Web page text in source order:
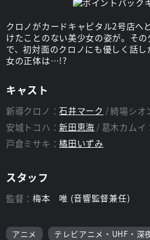
クロノがカードキャピタル2号店へ
けたことのない美少女の姿が。そ
で、初対面のクロノにも優しく話
女の正体は…!?
キャスト
新導クロノ：石井マーク 綺場シオ
安城トコハ：新田恵海 葛木カムイ：
戸倉ミサキ：橘田いずみ
スタッフ
監督：梅本 唯 (音響監督兼任)
アニメ
テレビアニメ・UHF・深